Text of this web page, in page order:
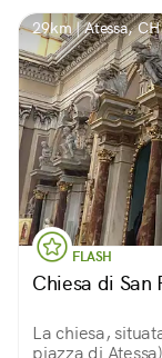
29km | Atessa, CH
FLASH
Chiesa di San
La chiesa,
piazza di